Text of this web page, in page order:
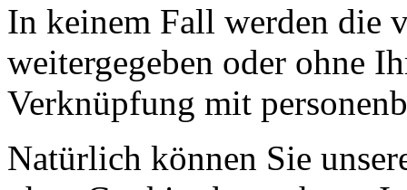
In keinem Fall werden die
weitergegeben oder ohne
Verknüpfung mit
Natürlich können Sie